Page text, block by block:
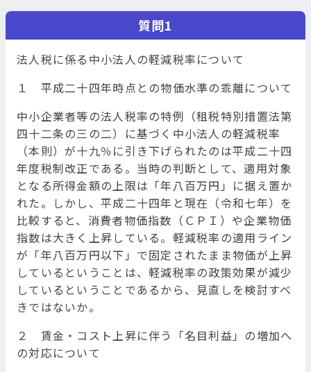
質問1
法人税に係る中小法人の軽減税率について
１ 平成二十四年時点との物価水準の乖離について
中小企業者等の法人税率の特例（租税特別措置法第
四十二条の三の二）に基づく中小法人の軽減税率
（本則）が十九％に引き下げられたのは平成二十四
年度税制改正である。当時の判断として、適用対象
となる所得金額の上限は「年八百万円」に据え置か
れた。しかし、平成二十四年と現在（令和七年）を
比較すると、消費者物価指数（ＣＰＩ）や企業物価
指数は大きく上昇している。軽減税率の適用ライン
が「年八百万円以下」で固定されたまま物価が上昇
しているということは、軽減税率の政策効果が減少
しているということであるから、見直しを検討すべ
きではないか。
２ 賃金・コスト上昇に伴う「名目利益」の増加へ
の対応について